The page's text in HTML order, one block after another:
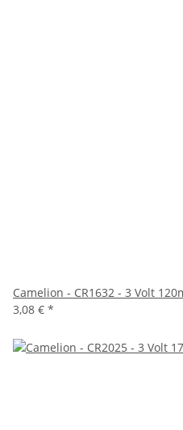
Camelion - CR1632 - 3 Volt
3,08 € *